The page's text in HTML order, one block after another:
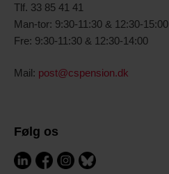
Tlf. 33 85 41 41
Man-tor: 9:30-11:30 & 12:30-15:00
Fre: 9:30-11:30 & 12:30-14:00
Mail: post@cspension.dk
Følg os